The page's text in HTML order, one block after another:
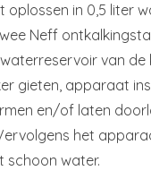
oplossen in 0,5 liter
Neff
van
gieten, apparaat
en/of laten
het
schoon water.